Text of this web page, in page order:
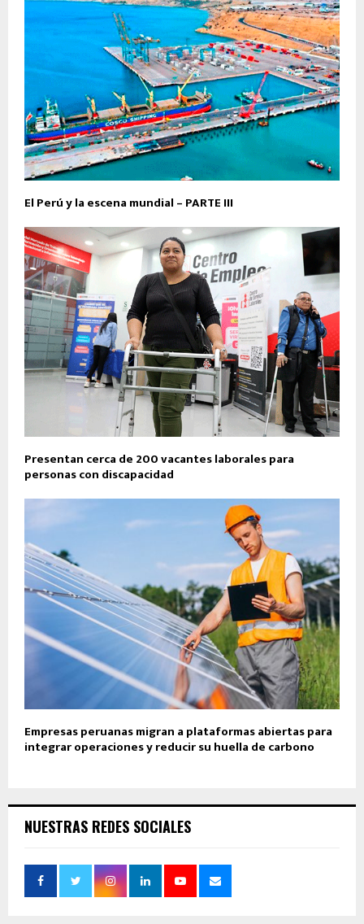
El Perú y la escena mundial – PARTE III
Presentan cerca de 200 vacantes laborales para
personas con discapacidad
Empresas peruanas migran a plataformas abiertas para
integrar operaciones y reducir su huella de carbono
NUESTRAS REDES SOCIALES